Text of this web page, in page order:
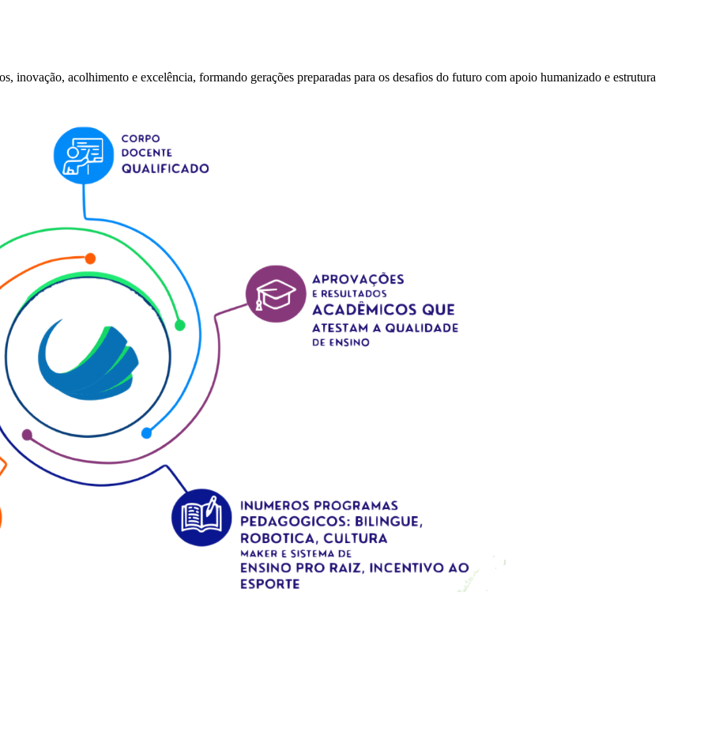
inovação, acolhimento e excelência, formando gerações preparadas para os desafios do futuro com apoio humanizado e estrutura